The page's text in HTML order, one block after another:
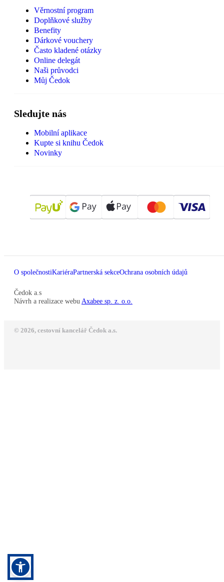
Věrnostní program
Doplňkové služby
Benefity
Dárkové vouchery
Často kladené otázky
Online delegát
Naši průvodci
Můj Čedok
Sledujte nás
Mobilní aplikace
Kupte si knihu Čedok
Novinky
O společnostiKariéraPartnerská sekceOchrana osobních údajů
Čedok a.s
Návrh a realizace webu Axabee sp. z. o.o.
© 2026, cestovní kancelář Čedok a.s.